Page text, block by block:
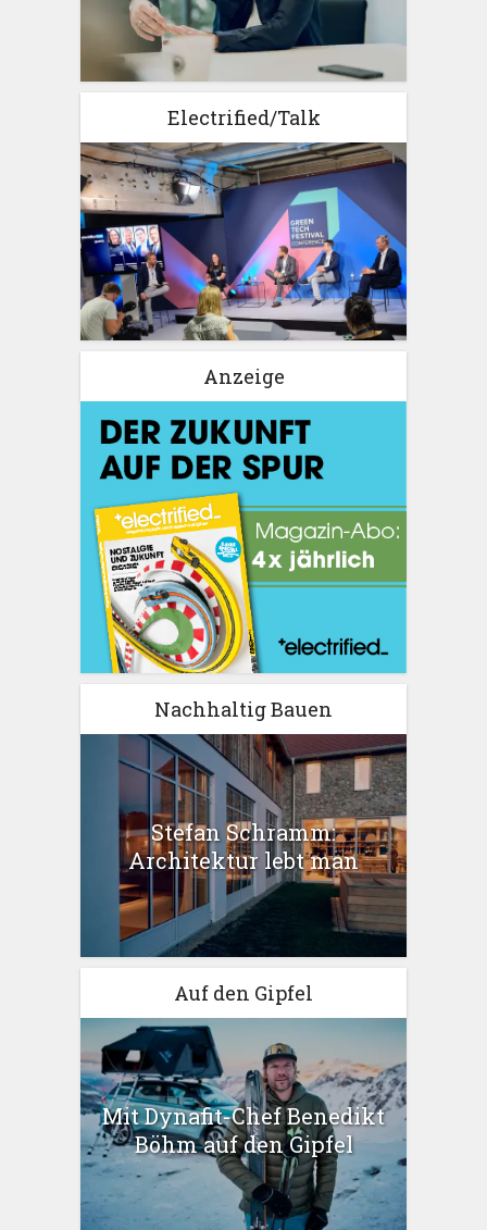
Electrified/Talk
Anzeige
Nachhaltig Bauen
Stefan Schramm:
Architektur lebt man
Auf den Gipfel
Mit Dynafit-Chef Benedikt
Böhm auf den Gipfel